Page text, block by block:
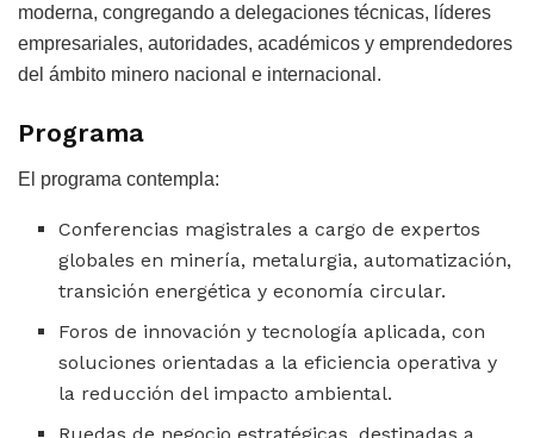
moderna, congregando a delegaciones técnicas, líderes
empresariales, autoridades, académicos y emprendedores
del ámbito minero nacional e internacional.
Programa
El programa contempla:
Conferencias magistrales a cargo de expertos
globales en minería, metalurgia, automatización,
transición energética y economía circular.
Foros de innovación y tecnología aplicada, con
soluciones orientadas a la eficiencia operativa y
la reducción del impacto ambiental.